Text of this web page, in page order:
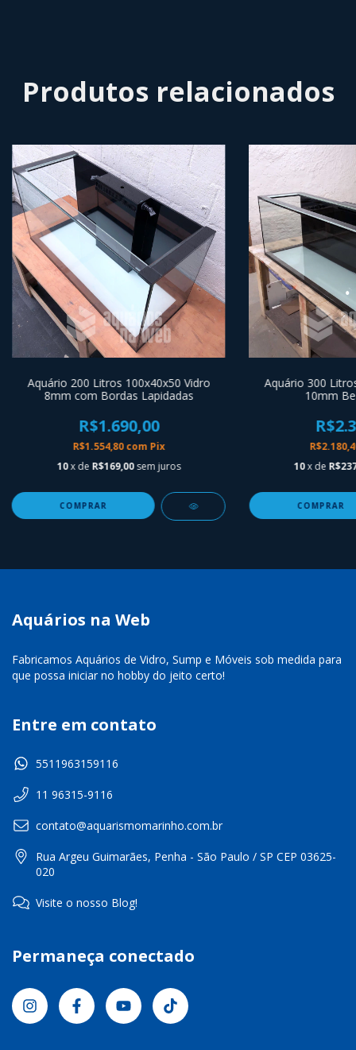
Produtos relacionados
Aquário 200 Litros 100x40x50 Vidro
8mm com Bordas Lapidadas
R$1.690,00
R$1.554,80com Pix
10x de R$169,00 sem juros
Aquário 300
10mm
10x de
Aquários na Web
Fabricamos Aquários de Vidro, Sump e Móveis sob medida para
que possa iniciar no hobby do jeito certo!
Entre em contato
5511963159116
11 96315-9116
contato@aquarismomarinho.com.br
Rua Argeu Guimarães, Penha - São Paulo / SP CEP 03625-
020
Visite o nosso Blog!
Permaneça conectado